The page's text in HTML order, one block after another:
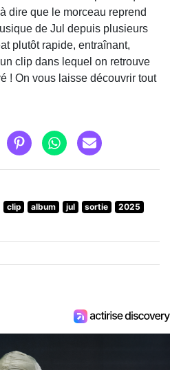
dire que le morceau reprend
de Jul depuis plusieurs
plutôt rapide, entraînant,
clip dans lequel on retrouve
! On vous laisse découvrir tout
clip album jul sortie
2025